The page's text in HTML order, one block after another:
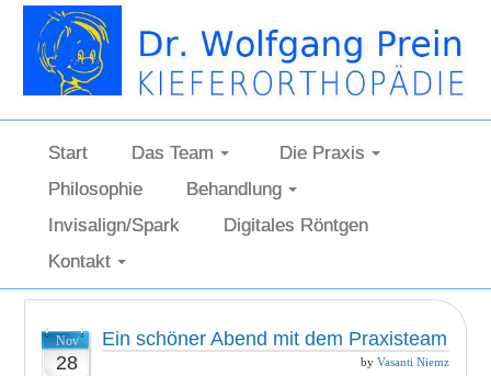
Start Das Team
Die Praxis
Philosophie
Behandlung
Invisalign/Spark
Digitales Röntgen
Kontakt
Nov
28
Ein schöner Abend mit dem Praxisteam
by Vasanti Niemz